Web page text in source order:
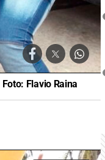
Foto: Flavio Raina